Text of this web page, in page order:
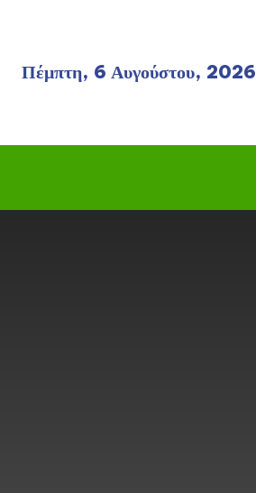
Πέμπτη, 6 Αυγούστου, 2026